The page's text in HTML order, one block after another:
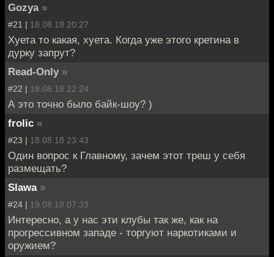
Gozya »
#21 | 18.08.18 20:27
Хуета то какая, хуета. Когда уже этого кретина в
дурку запрут?
Read-Only »
#22 | 18.08.18 22:24
А это точно было байк-шоу? )
frolic »
#23 | 18.08.18 23:43
Один вопрос к Главному, зачем этот треш у себя
размещать?
Slawa »
#24 | 19.08.18 07:33
Интересно, а у нас эти клубы так же, как на
прогрессивном западе - торгуют наркотиками и
оружием?